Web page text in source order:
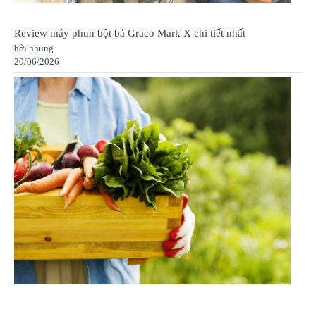
Review máy phun bột bả Graco Mark X chi tiết nhất
bởi nhung
20/06/2026